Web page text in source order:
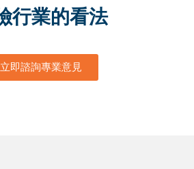
行業的看法
立即諮詢專業意見